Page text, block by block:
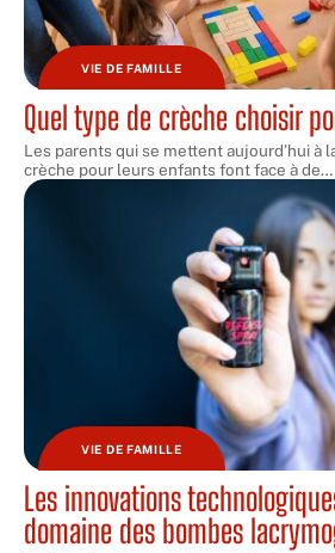
VIE DE FAMILLE
Quel type de crèche choisir
Les parents qui se mettent aujourd’hui à
crèche pour leurs enfants font face à de…
VIE DE FAMILLE
Les innovations
domaine des bombes